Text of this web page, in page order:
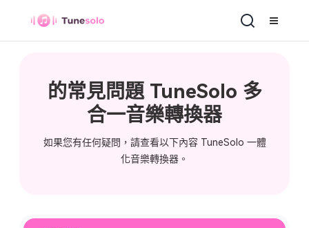
多合一音樂轉換器
的常見問題 TuneSolo 多
合一音樂轉換器
如果您有任何疑問，請查看以下內容 TuneSolo 一體
化音樂轉換器。